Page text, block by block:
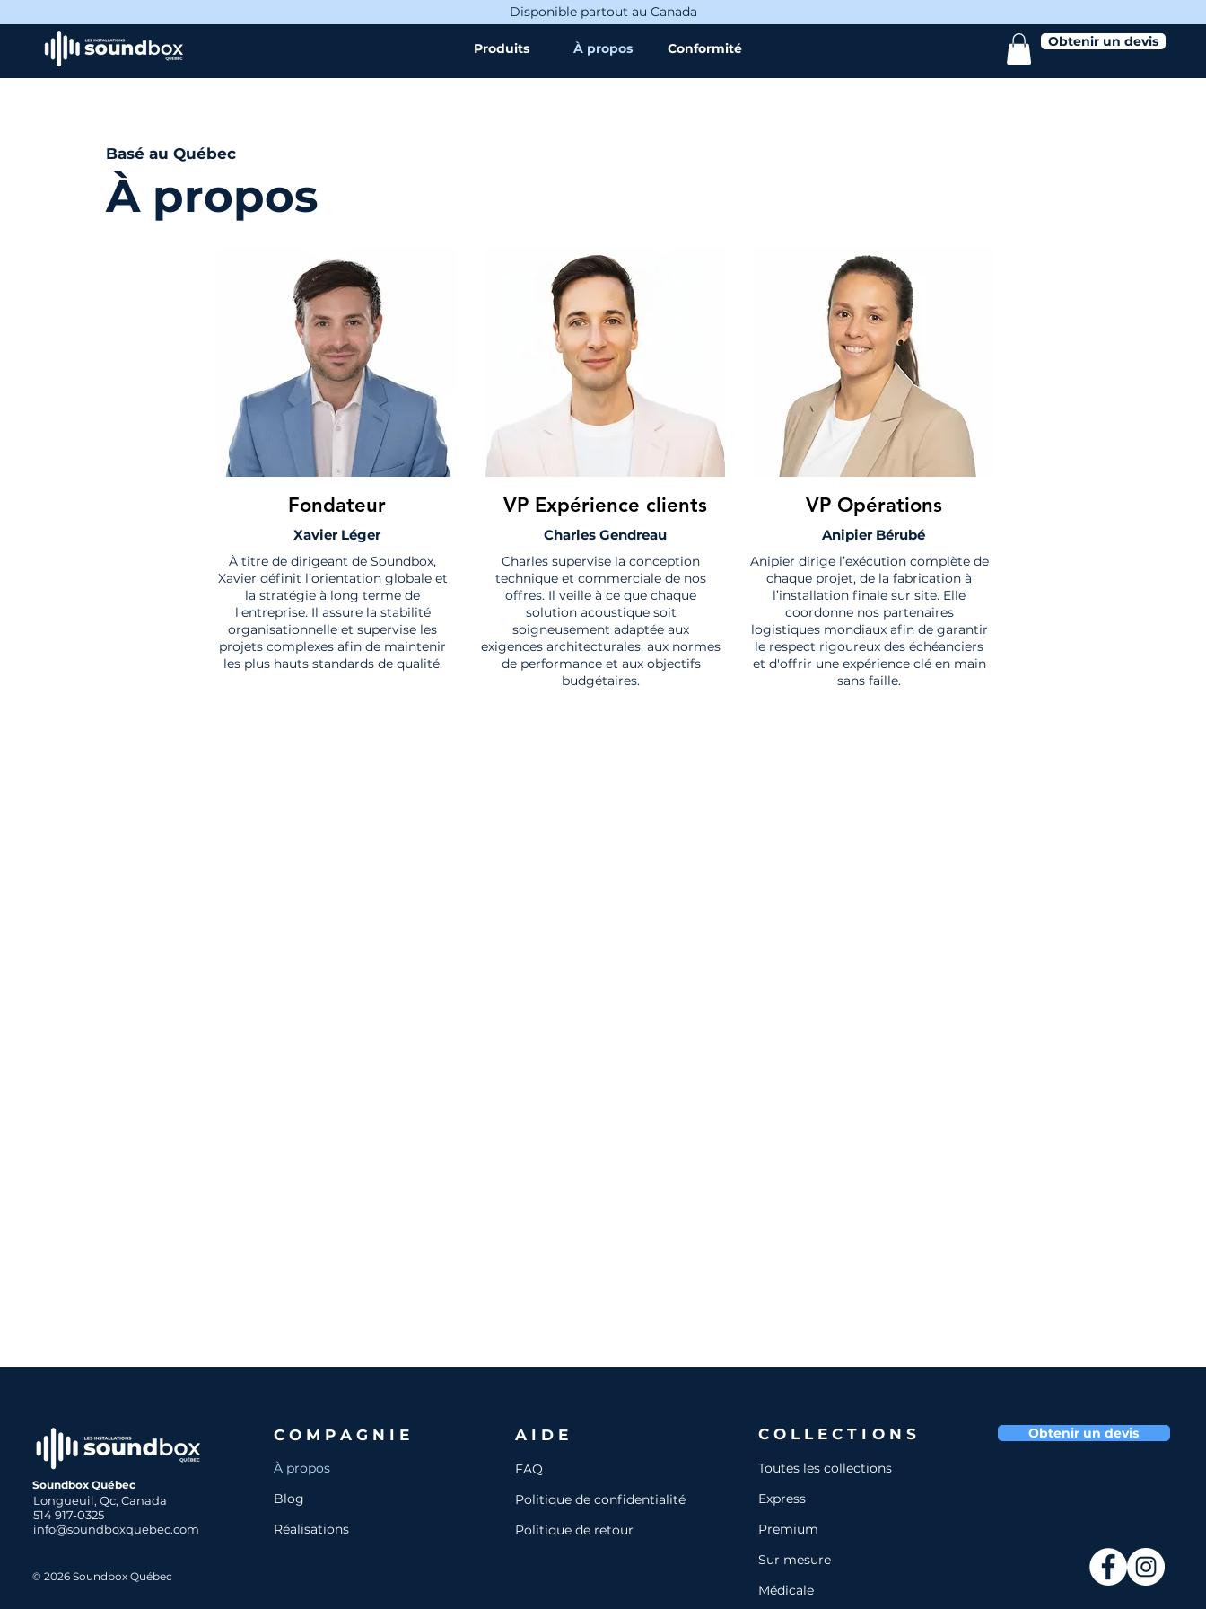
Disponible partout au Canada
Produits À propos Conformité Obtenir un devis
Basé au Québec
À propos
Fondateur
Xavier Léger
À titre de dirigeant de Soundbox,
Xavier définit l’orientation globale et
la stratégie à long terme de
l'entreprise. Il assure la stabilité
organisationnelle et supervise les
projets complexes afin de maintenir
les plus hauts standards de qualité.
VP Expérience clients
Charles Gendreau
Charles supervise la conception
technique et commerciale de nos
offres. Il veille à ce que chaque
solution acoustique soit
soigneusement adaptée aux
exigences architecturales, aux normes
de performance et aux objectifs
budgétaires.
VP Opérations
Anipier Bérubé
Anipier dirige l’exécution complète de
chaque projet, de la fabrication à
l’installation finale sur site. Elle
coordonne nos partenaires
logistiques mondiaux afin de garantir
le respect rigoureux des échéanciers
et d'offrir une expérience clé en main
sans faille.
Soundbox Québec
Longueuil, Qc, Canada
514 917-0325
info@soundboxquebec.com
© 2026 Soundbox Québec
COMPAGNIE
À propos
Blog
Réalisations
AIDE
FAQ
Politique de confidentialité
Politique de retour
COLLECTIONS
Toutes les collections
Express
Premium
Sur mesure
Médicale
Obtenir un devis